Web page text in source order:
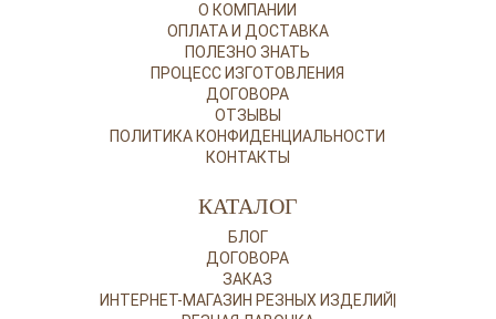
О КОМПАНИИ
ОПЛАТА И ДОСТАВКА
ПОЛЕЗНО ЗНАТЬ
ПРОЦЕСС ИЗГОТОВЛЕНИЯ
ДОГОВОРА
ОТЗЫВЫ
ПОЛИТИКА КОНФИДЕНЦИАЛЬНОСТИ
КОНТАКТЫ
КАТАЛОГ
БЛОГ
ДОГОВОРА
ЗАКАЗ
ИНТЕРНЕТ-МАГАЗИН РЕЗНЫХ ИЗДЕЛИЙ|